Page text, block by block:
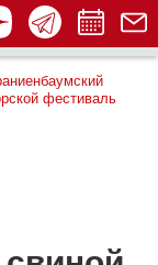
фестиваль